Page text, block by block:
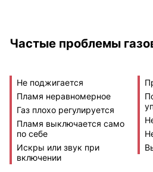
Частые проблемы
Не поджигается
Пламя неравномерное
Газ плохо регулируется
Пламя выключается само
по себе
Искры или звук при
включении